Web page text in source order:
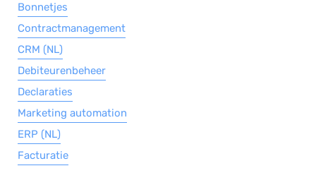
Bonnetjes
Contractmanagement
CRM (NL)
Debiteurenbeheer
Declaraties
Marketing automation
ERP (NL)
Facturatie